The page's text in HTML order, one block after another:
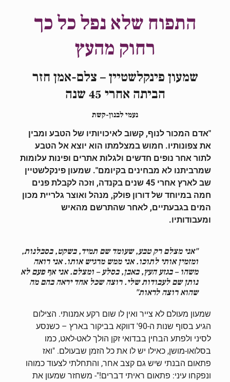
התפוח שלא נפל כל כך
רחוק מהעץ
שמעון פינקלשטיין – צלם-אמן חזר
הביתה אחרי 45 שנה
נעמי לבנון-קשת
"אדם המכור לנוף, קשוב לאיכויותיו של הטבע ומבין
את צפונותיו. חמוש במצלמתו הוא יוצא אל הטבע
לתור אחר נופים חדשים ולגלות אתרים ופינות עלומות
שמרביתנו לא מבחינים בקיומם". שמעון פינקלשטיין
שב לארץ אחרי 45 שנים בקנדה, וזכה לקבלת פנים
חמה במיוחד של דורון פולק, מנהל ואוצר גלריית מכון
המים בגבעתיים, לאחר שהתרשם מהאיש
ומעבודותיו.
"אני מצלם רק טבע, שעומד שם תמיד, בשקט, בסבלנות,
ומזמין אותי לתוכו. אני ממש מרגיש אותו. אני רואה
משהו – בגזע העץ, באבן, בסלע – ומצלם. אני אף פעם לא
נותן שם לעבודות שלי. רוצה שכל אחד יראה בהם מה
שהוא רוצה לראות"
שמעון מעולם לא צייר ואין לו שום רקע אמנותי. הצילום
הגיע בסוף שנות ה-90' דווקא בביקור בארץ – כשנסע
לסיני ולפתע הבחין בבדואי זקן הולך לאט-לאט, כמו
בסלואו-מושן, כאילו יש לו את כל הזמן שבעולם. "ואז
פתאום הבנתי שיש גם קצב אחר, והתחלתי לצעוד כמוהו
ונפקחו עיני: פתאום ראיתי דברים!"- משחזר שמעון את